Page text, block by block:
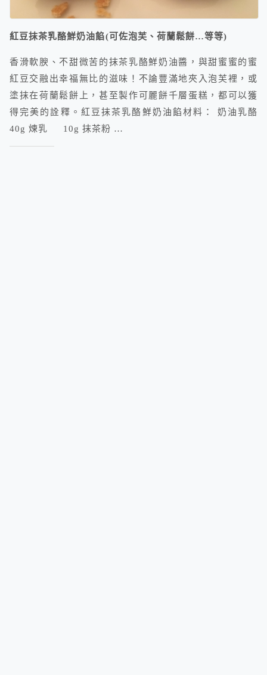
紅豆抹茶乳酪鮮奶油餡(可佐泡芙、荷蘭鬆餅…等等)
香滑軟腴、不甜微苦的抹茶乳酪鮮奶油醬，與甜蜜蜜的蜜
紅豆交融出幸福無比的滋味！不論豐滿地夾入泡芙裡，或
塗抹在荷蘭鬆餅上，甚至製作可麗餅千層蛋糕，都可以獲
得完美的詮釋。紅豆抹茶乳酪鮮奶油餡材料： 奶油乳酪
40g 煉乳 10g 抹茶粉 …